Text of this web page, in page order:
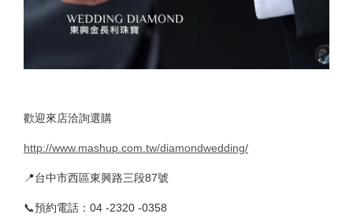
歡迎來店洽詢選購
http://www.mashup.com.tw/diamondwedding/
📍台中市西區東興路三段87號
📞預約電話：04 -2320 -0358